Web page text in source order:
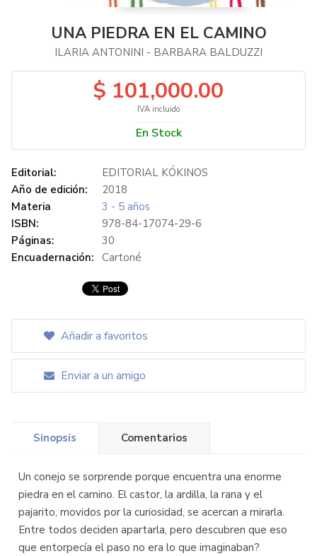
UNA PIEDRA EN EL CAMINO
ILARIA ANTONINI - BARBARA BALDUZZI
$ 101,000.00
IVA incluido
En Stock
Editorial:
EDITORIAL KÓKINOS
Año de edición:
2018
Materia
3 - 5 años
ISBN:
978-84-17074-29-6
Páginas:
30
Encuadernación: Cartoné
Añadir a favoritos
Enviar a un amigo
Sinopsis Comentarios
Un conejo se sorprende porque encuentra una enorme
piedra en el camino. El castor, la ardilla, la rana y el
pajarito, movidos por la curiosidad, se acercan a mirarla.
Entre todos deciden apartarla, pero descubren que eso
que entorpecía el paso no era lo que imaginaban?